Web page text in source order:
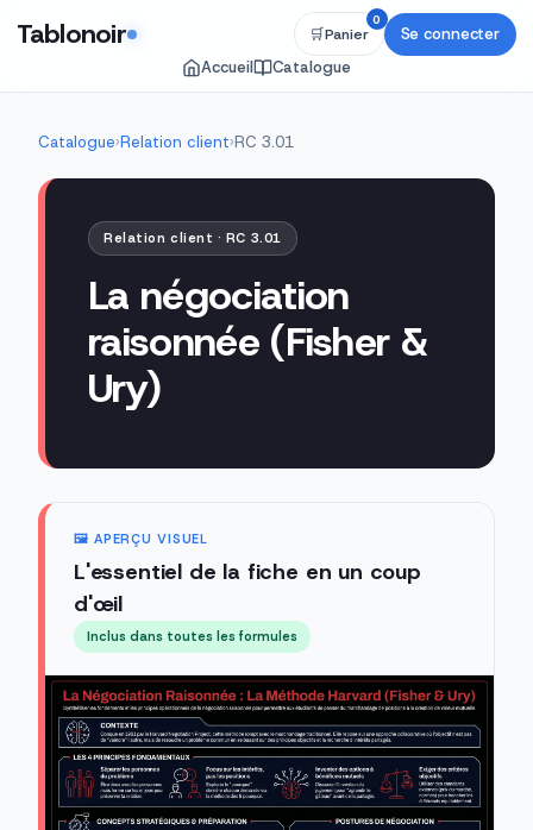
Tablonoir
Accueil Catalogue
🛒Panier
0
Se connecter
Catalogue›Relation client›RC 3.01
Relation client · RC 3.01
La négociation
raisonnée (Fisher &
Ury)
🖼️ APERÇU VISUEL
L'essentiel de la fiche en un coup
d'œil
Inclus dans toutes les formules